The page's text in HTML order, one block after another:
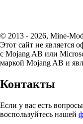
© 2013 - 2026, Mine-
Этот сайт не является
с Mojang AB или
маркой Mojang AB и
Контакты
Если у вас есть
воспользуйтесь нашей